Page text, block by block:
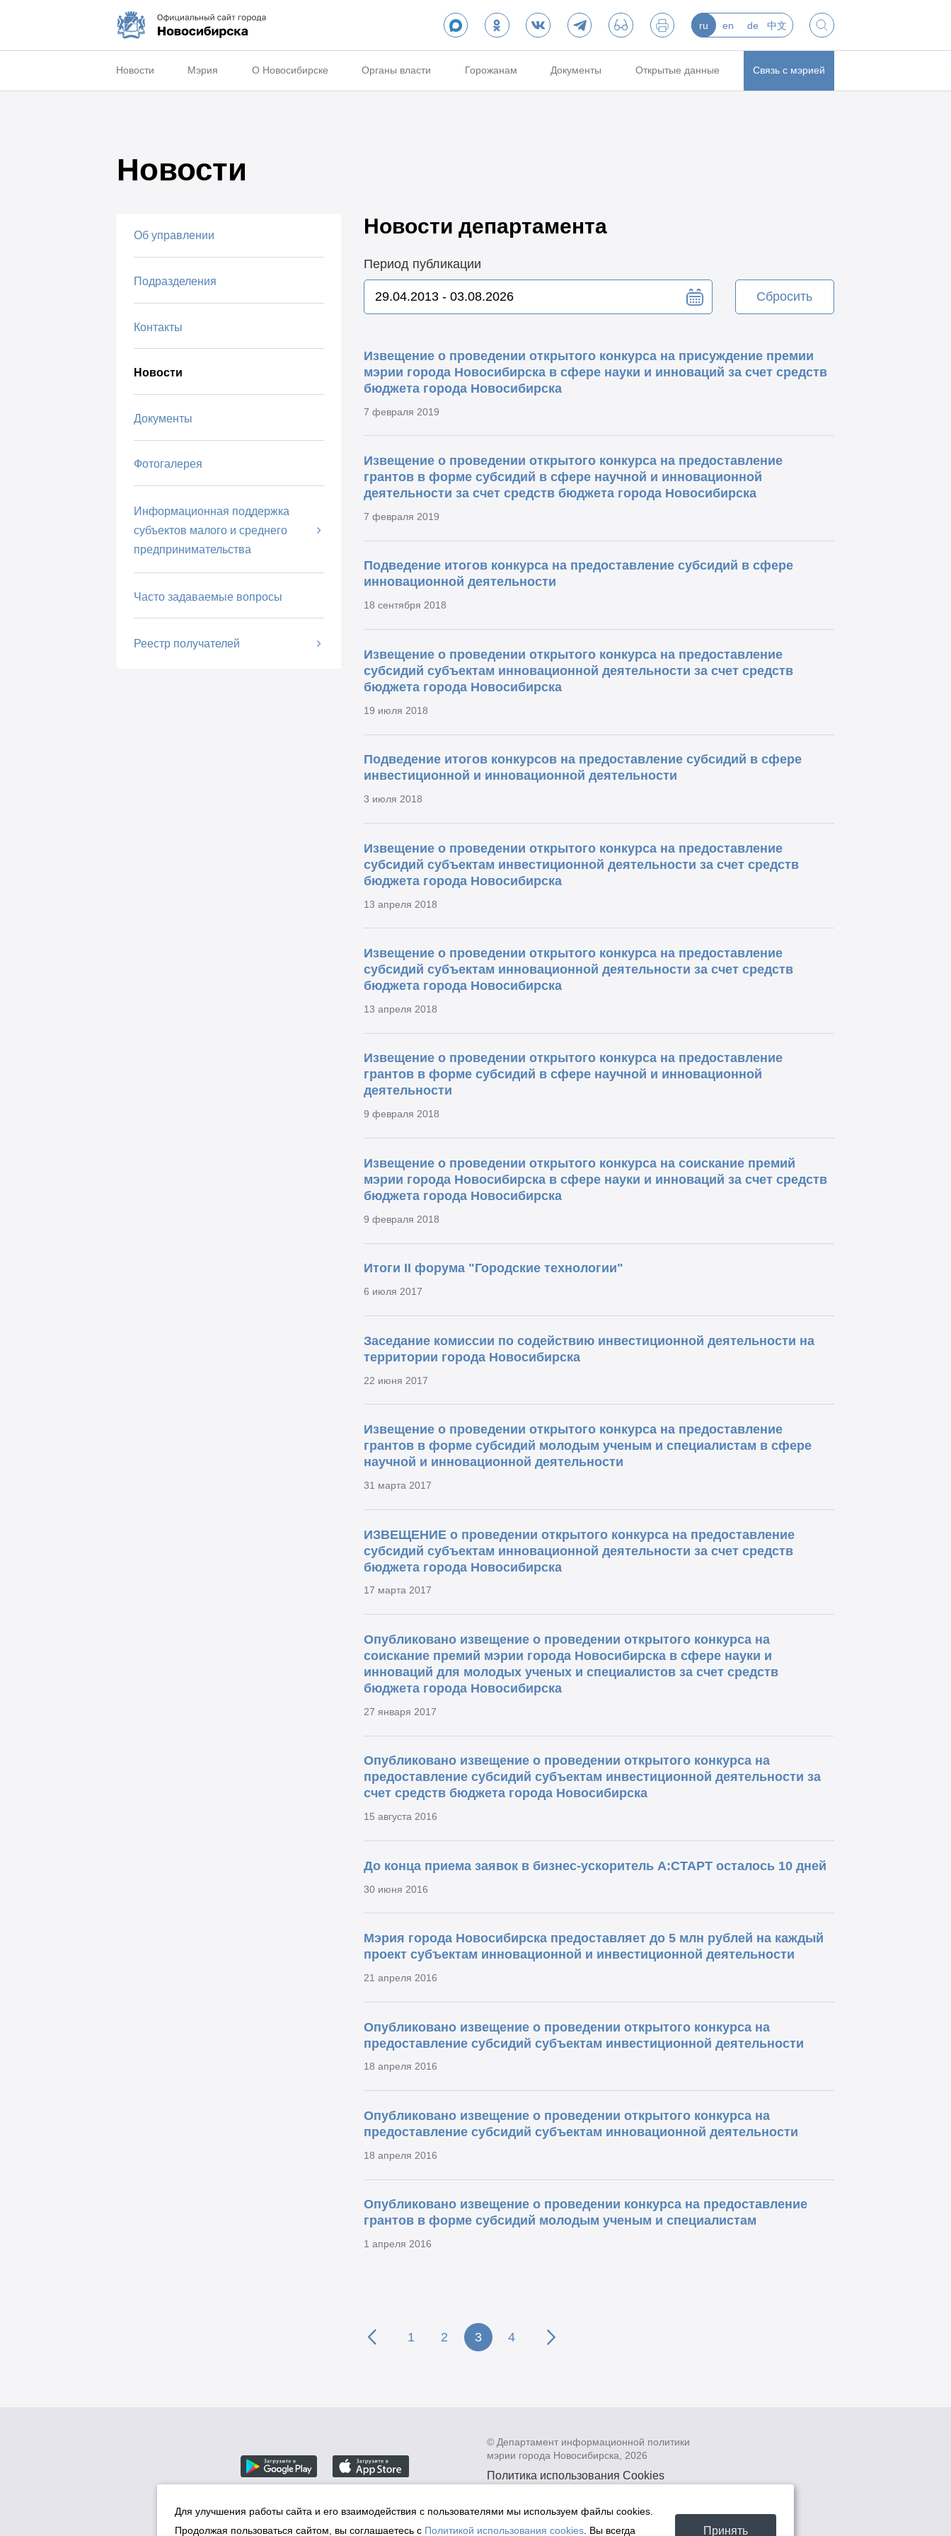
ru en de 中文
Новости Мэрия О Новосибирске Органы власти Горожанам Документы Открытые данные Связь с мэрией
Новости
Об управлении
Подразделения
Контакты
Новости
Документы
Фотогалерея
Информационная поддержка
субъектов малого и среднего
предпринимательства
Часто задаваемые вопросы
Реестр получателей
Новости департамента
Период публикации
Сбросить
Извещение о проведении открытого конкурса на присуждение премии
мэрии города Новосибирска в сфере науки и инноваций за счет средств
бюджета города Новосибирска
7 февраля 2019
Извещение о проведении открытого конкурса на предоставление
грантов в форме субсидий в сфере научной и инновационной
деятельности за счет средств бюджета города Новосибирска
7 февраля 2019
Подведение итогов конкурса на предоставление субсидий в сфере
инновационной деятельности
18 сентября 2018
Извещение о проведении открытого конкурса на предоставление
субсидий субъектам инновационной деятельности за счет средств
бюджета города Новосибирска
19 июля 2018
Подведение итогов конкурсов на предоставление субсидий в сфере
инвестиционной и инновационной деятельности
3 июля 2018
Извещение о проведении открытого конкурса на предоставление
субсидий субъектам инвестиционной деятельности за счет средств
бюджета города Новосибирска
13 апреля 2018
Извещение о проведении открытого конкурса на предоставление
субсидий субъектам инновационной деятельности за счет средств
бюджета города Новосибирска
13 апреля 2018
Извещение о проведении открытого конкурса на предоставление
грантов в форме субсидий в сфере научной и инновационной
деятельности
9 февраля 2018
Извещение о проведении открытого конкурса на соискание премий
мэрии города Новосибирска в сфере науки и инноваций за счет средств
бюджета города Новосибирска
9 февраля 2018
Итоги II форума "Городские технологии"
6 июля 2017
Заседание комиссии по содействию инвестиционной деятельности на
территории города Новосибирска
22 июня 2017
Извещение о проведении открытого конкурса на предоставление
грантов в форме субсидий молодым ученым и специалистам в сфере
научной и инновационной деятельности
31 марта 2017
ИЗВЕЩЕНИЕ о проведении открытого конкурса на предоставление
субсидий субъектам инновационной деятельности за счет средств
бюджета города Новосибирска
17 марта 2017
Опубликовано извещение о проведении открытого конкурса на
соискание премий мэрии города Новосибирска в сфере науки и
инноваций для молодых ученых и специалистов за счет средств
бюджета города Новосибирска
27 января 2017
Опубликовано извещение о проведении открытого конкурса на
предоставление субсидий субъектам инвестиционной деятельности за
счет средств бюджета города Новосибирска
15 августа 2016
До конца приема заявок в бизнес-ускоритель А:СТАРТ осталось 10 дней
30 июня 2016
Мэрия города Новосибирска предоставляет до 5 млн рублей на каждый
проект субъектам инновационной и инвестиционной деятельности
21 апреля 2016
Опубликовано извещение о проведении открытого конкурса на
предоставление субсидий субъектам инвестиционной деятельности
18 апреля 2016
Опубликовано извещение о проведении открытого конкурса на
предоставление субсидий субъектам инновационной деятельности
18 апреля 2016
Опубликовано извещение о проведении конкурса на предоставление
грантов в форме субсидий молодым ученым и специалистам
1 апреля 2016
1 2 3 4
© Департамент информационной политики
мэрии города Новосибирска, 2026
Политика использования Cookies
данных в информационных системах
мэрии города Новосибирска
Для улучшения работы сайта и его взаимодействия с пользователями мы используем файлы cookies.
Продолжая пользоваться сайтом, вы соглашаетесь с Политикой использования cookies . Вы всегда Принять